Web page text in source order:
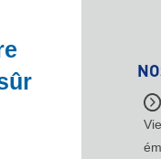
ACTEURS DE